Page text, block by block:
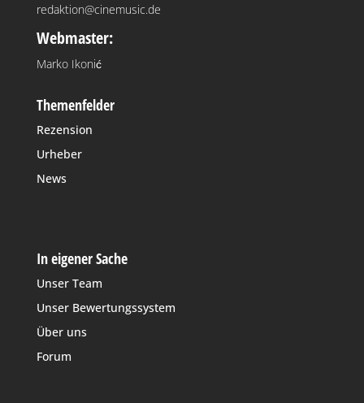
redaktion@cinemusic.de
Webmaster:
Marko Ikonić
Themenfelder
Rezension
Urheber
News
In eigener Sache
Unser Team
Unser Bewertungssystem
Über uns
Forum